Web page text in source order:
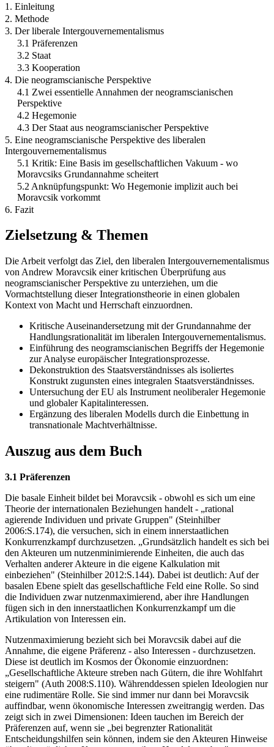
1. Einleitung
2. Methode
3. Der liberale Intergouvernementalismus
3.1 Präferenzen
3.2 Staat
3.3 Kooperation
4. Die neogramscianische Perspektive
4.1 Zwei essentielle Annahmen der neogramscianischen
Perspektive
4.2 Hegemonie
4.3 Der Staat aus neogramscianischer Perspektive
5. Eine neogramscianische Perspektive des liberalen
Intergouvernementalismus
5.1 Kritik: Eine Basis im gesellschaftlichen Vakuum - wo
Moravcsiks Grundannahme scheitert
5.2 Anknüpfungspunkt: Wo Hegemonie implizit auch bei
Moravcsik vorkommt
6. Fazit
Zielsetzung & Themen
Die Arbeit verfolgt das Ziel, den liberalen Intergouvernementalismus
von Andrew Moravcsik einer kritischen Überprüfung aus
neogramscianischer Perspektive zu unterziehen, um die
Vormachtstellung dieser Integrationstheorie in einen globalen
Kontext von Macht und Herrschaft einzuordnen.
Kritische Auseinandersetzung mit der Grundannahme der
Handlungsrationalität im liberalen Intergouvernementalismus.
Einführung des neogramscianischen Begriffs der Hegemonie
zur Analyse europäischer Integrationsprozesse.
Dekonstruktion des Staatsverständnisses als isoliertes
Konstrukt zugunsten eines integralen Staatsverständnisses.
Untersuchung der EU als Instrument neoliberaler Hegemonie
und globaler Kapitalinteressen.
Ergänzung des liberalen Modells durch die Einbettung in
transnationale Machtverhältnisse.
Auszug aus dem Buch
3.1 Präferenzen
Die basale Einheit bildet bei Moravcsik - obwohl es sich um eine
Theorie der internationalen Beziehungen handelt - „rational
agierende Individuen und private Gruppen" (Steinhilber
2006:S.174), die versuchen, sich in einem innerstaatlichen
Konkurrenzkampf durchzusetzen. „Grundsätzlich handelt es sich bei
den Akteuren um nutzenminimierende Einheiten, die auch das
Verhalten anderer Akteure in die eigene Kalkulation mit
einbeziehen" (Steinhilber 2012:S.144). Dabei ist deutlich: Auf der
basalen Ebene spielt das gesellschaftliche Feld eine Rolle. So sind
die Individuen zwar nutzenmaximierend, aber ihre Handlungen
fügen sich in den innerstaatlichen Konkurrenzkampf um die
Artikulation von Interessen ein.
Nutzenmaximierung bezieht sich bei Moravcsik dabei auf die
Annahme, die eigene Präferenz - also Interessen - durchzusetzen.
Diese ist deutlich im Kosmos der Ökonomie einzuordnen:
„Gesellschaftliche Akteure streben nach Gütern, die ihre Wohlfahrt
steigern" (Auth 2008:S.110). Währenddessen spielen Ideologien nur
eine rudimentäre Rolle. Sie sind immer nur dann bei Moravcsik
auffindbar, wenn ökonomische Interessen zweitrangig werden. Das
zeigt sich in zwei Dimensionen: Ideen tauchen im Bereich der
Präferenzen auf, wenn sie „bei begrenzter Rationalität
Entscheidungshilfen sein können, indem sie den Akteuren Hinweise